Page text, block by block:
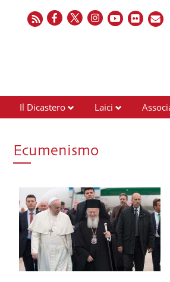
Il Dicastero Laici
Ecumenismo